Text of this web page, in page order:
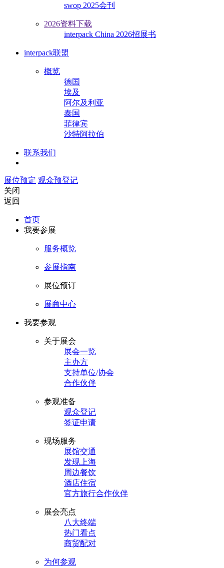
swop 2025会刊
2026资料下载
interpack China 2026招展书
interpack联盟
概览
德国
埃及
阿尔及利亚
泰国
菲律宾
沙特阿拉伯
联系我们
展位预定 观众预登记
关闭
返回
首页
我要参展
服务概览
参展指南
展位预订
展商中心
我要参观
关于展会
展会一览
主办方
支持单位/协会
合作伙伴
参观准备
观众登记
签证申请
现场服务
展馆交通
发现上海
周边餐饮
酒店住宿
官方旅行合作伙伴
展会亮点
八大终端
热门看点
商贸配对
为何参观